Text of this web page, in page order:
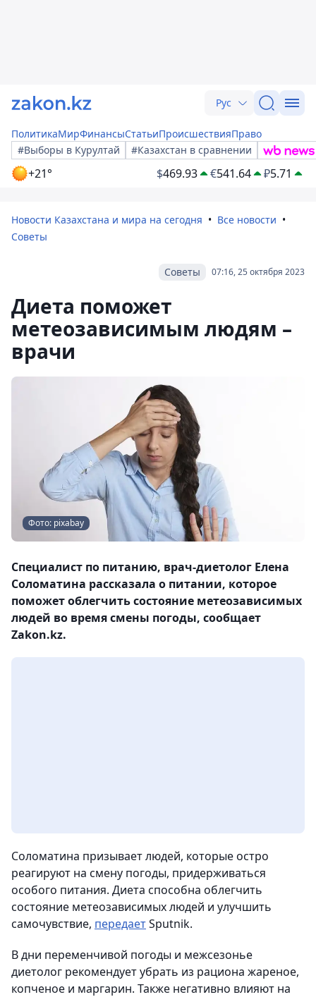
Рус
ПолитикаМирФинансыСтатьиПроисшествияПраво
#Выборы в Курултай
#Казахстан в сравнении
+21° $469.93 €541.64 ₽5.71
Новости Казахстана и мира на сегодня
Все новости
Советы
07:16, 25 октября 2023
Советы
Диета поможет
метеозависимым людям –
врачи
Фото: pixabay
Специалист по питанию, врач-диетолог Елена
Соломатина рассказала о питании, которое
поможет облегчить состояние метеозависимых
людей во время смены погоды, сообщает
Zakon.kz.
Соломатина призывает людей, которые остро
реагируют на смену погоды, придерживаться
особого питания. Диета способна облегчить
состояние метеозависимых людей и улучшить
самочувствие, передаетSputnik.
В дни переменчивой погоды и межсезонье
диетолог рекомендует убрать из рациона жареное,
копченое и маргарин. Также негативно влияют на